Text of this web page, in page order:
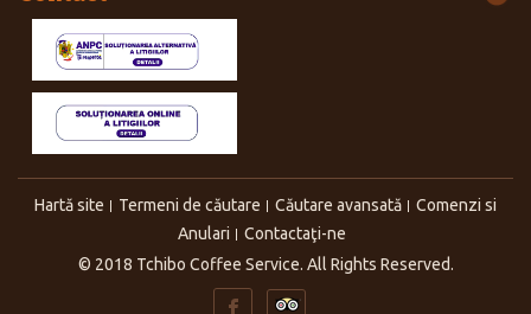
Hartă site Termeni de căutare Căutare avansată
Comenzi si
Anulari
Contactaţi-ne
© 2018 Tchibo Coffee Service. All Rights Reserved.